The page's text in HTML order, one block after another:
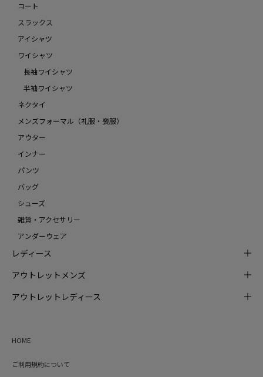
コート
スラックス
アイシャツ
ワイシャツ
長袖ワイシャツ
半袖ワイシャツ
ネクタイ
メンズフォーマル（礼服・喪服）
アウター
インナー
パンツ
バッグ
シューズ
雑貨・アクセサリー
アンダーウェア
レディース
アウトレットメンズ
アウトレットレディース
HOME
ご利用規約について